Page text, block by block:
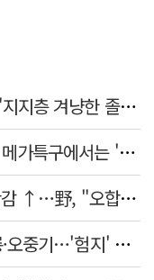
與 정치공학 논리로 밀어붙이기…"지지층 겨냥한 졸속 포퓰리즘 정책"
노조 편향 정책 쏟아낸 정부…호남 메가특구에서는 '반노조'?
오락가락·흔들리는 정책, 국정 불안감 ↑…野, "오합지졸"
민주당 TK 시·도당위원장에 박형룡·오중기…'험지' 총선 이끈다